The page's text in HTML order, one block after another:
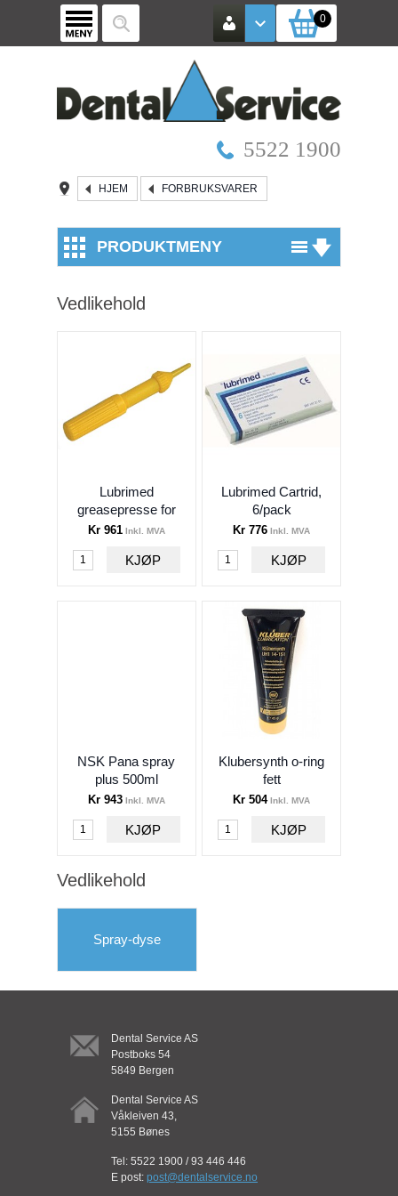
5522 1900
0
HJEM FORBRUKSVARER
PRODUKTMENY
Vinkelstykker
Turbiner og koblinger
Kirurgi
Profylakse
Finndent forbruk
Unit forbruk diverse
DAC forbruksvarer
Vedlikehold
Sessler
Vedlikehold
Lubrimed
greasepresse for
FG
Kr 961 Inkl. MVA
Lubrimed Cartrid,
6/pack
Kr 776 Inkl. MVA
NSK Pana spray
plus 500ml
Kr 943 Inkl. MVA
Klubersynth o-ring
fett
Kr 504 Inkl. MVA
Vedlikehold
Spray-dyse
Dental Service AS
Postboks 54
5849 Bergen
Dental Service AS
Våkleiven 43,
5155 Bønes
Tel: 5522 1900 / 93 446 446
E post: post@dentalservice.no